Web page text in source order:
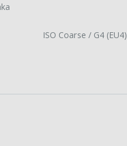
ISO Coarse / G4 (EU4)